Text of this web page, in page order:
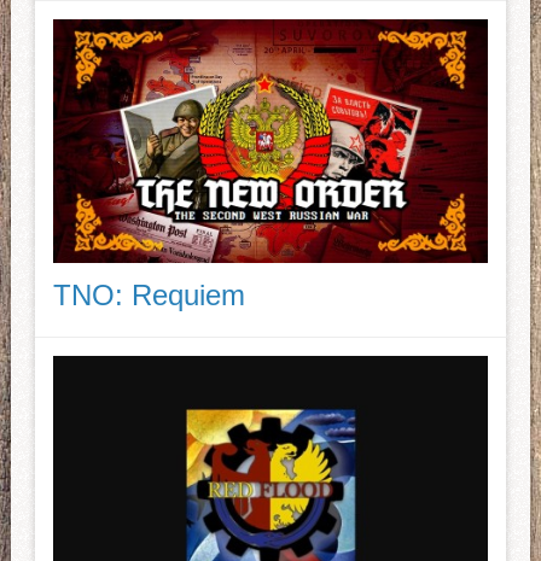
TNO: Requiem